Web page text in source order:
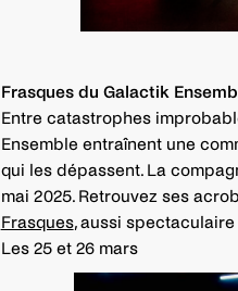
Frasques du Galactik
Entre catastrophes
Ensemble entraînent une
qui les dépassent. La
mai 2025. Retrouvez ses
Frasques, aussi spectaculaire
Les 25 et 26 mars